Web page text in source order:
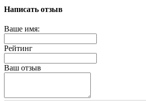
Написать отзыв
Ваше имя:
Рейтинг
Ваш отзыв